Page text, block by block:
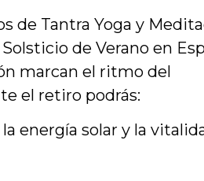
de Tantra Yoga y
de Verano en
marcan el ritmo del
el retiro podrás:
energía solar y la